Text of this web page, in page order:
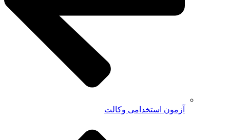
آزمون استخدامی وکالت